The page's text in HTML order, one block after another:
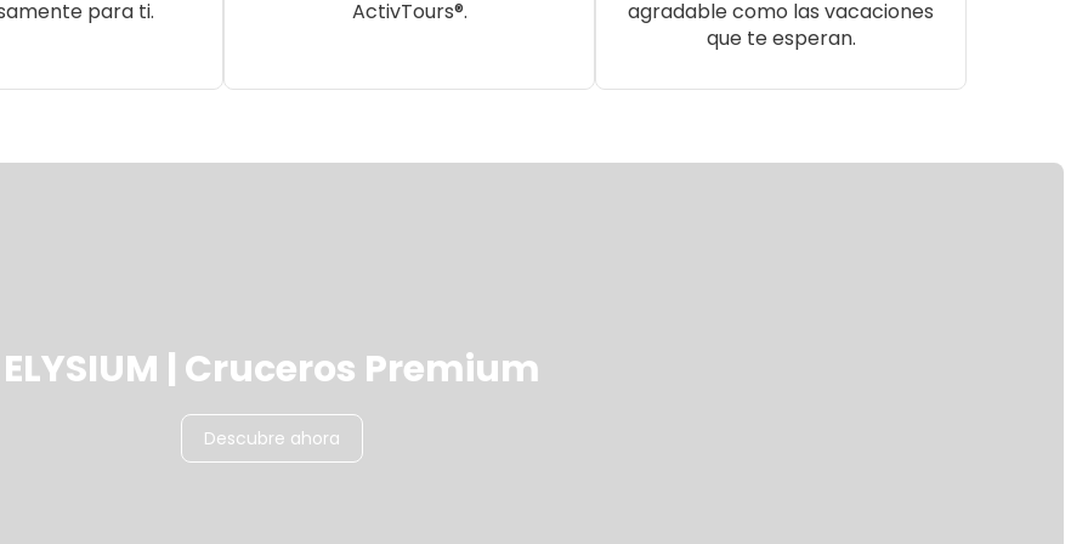
para ti.
ActivTours®.
agradable como las vacaciones
que te esperan.
ELYSIUM | Cruceros Premium
Descubre ahora